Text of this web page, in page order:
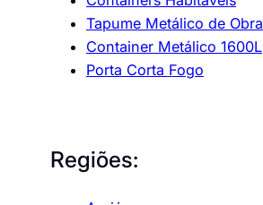
Tapume Metálico de Obra
Container Metálico 1600L
Porta Corta Fogo
Regiões: